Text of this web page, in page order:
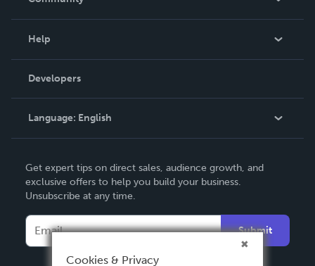
Podcast
Help
Order Lookup
Knowledge Base
Contact Support
Developers
Language: English
Deutsch
Français
Italiano
Español
Get expert tips on direct sales, audience growth, and
exclusive offers to help you build your business.
Unsubscribe at any time.
Submit
Cookies & Privacy